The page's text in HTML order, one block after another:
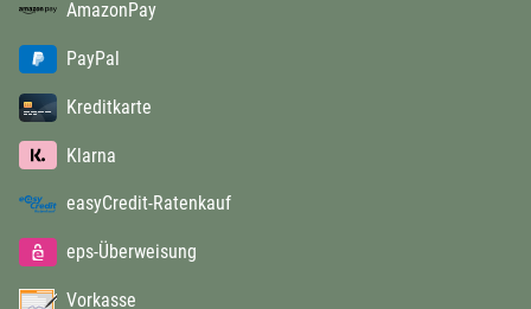
AmazonPay
PayPal
Kreditkarte
Klarna
easyCredit-Ratenkauf
eps-Überweisung
Vorkasse